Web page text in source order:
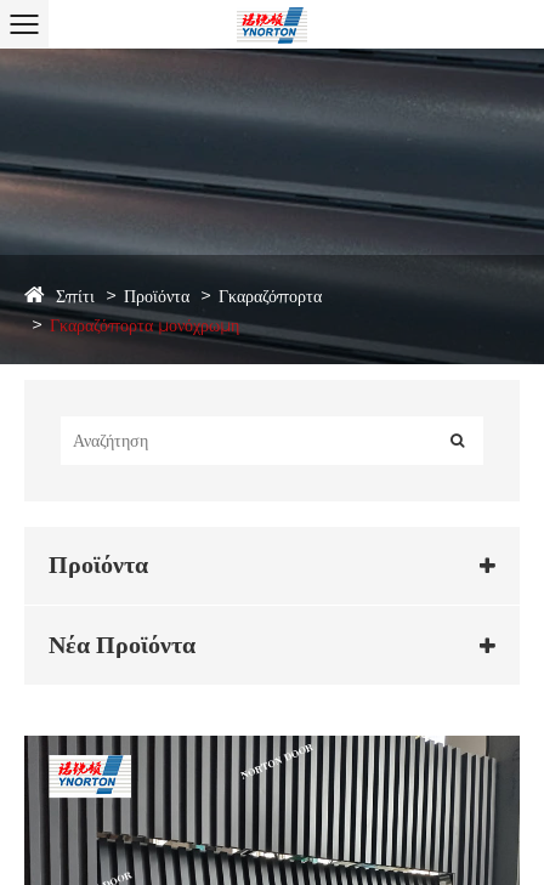
Σπίτι Προϊόντα
Γκαραζόπορτα
Γκαραζόπορτα μονόχρωμη
Προϊόντα
Νέα Προϊόντα